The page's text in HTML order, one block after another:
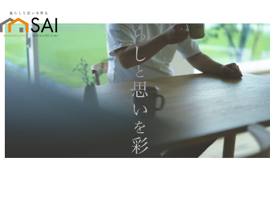
暮らし
と
思い
を
彩る